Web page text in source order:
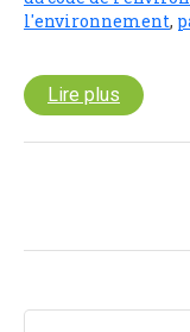
l'environnement,
Lire plus